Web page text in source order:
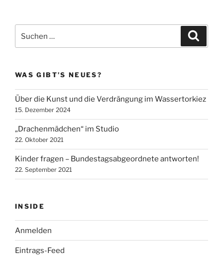
nach:
WAS GIBT’S NEUES?
Über die Kunst und die Verdrängung im Wassertorkiez
15. Dezember 2024
„Drachenmädchen“ im Studio
22. Oktober 2021
Kinder fragen – Bundestagsabgeordnete antworten!
22. September 2021
INSIDE
Anmelden
Eintrags-Feed